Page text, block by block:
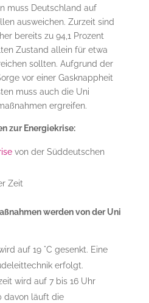
muss Deutschland auf
ausweichen. Zurzeit sind
bereits zu 94,1 Prozent
Zustand allein für etwa
sollten. Aufgrund der
vor einer Gasknappheit
muss auch die Uni
ergreifen.
zur Energiekrise:
von der Süddeutschen
Zeit
werden von der Uni
auf 19 °C gesenkt. Eine
erfolgt.
wird auf 7 bis 16 Uhr
davon läuft die